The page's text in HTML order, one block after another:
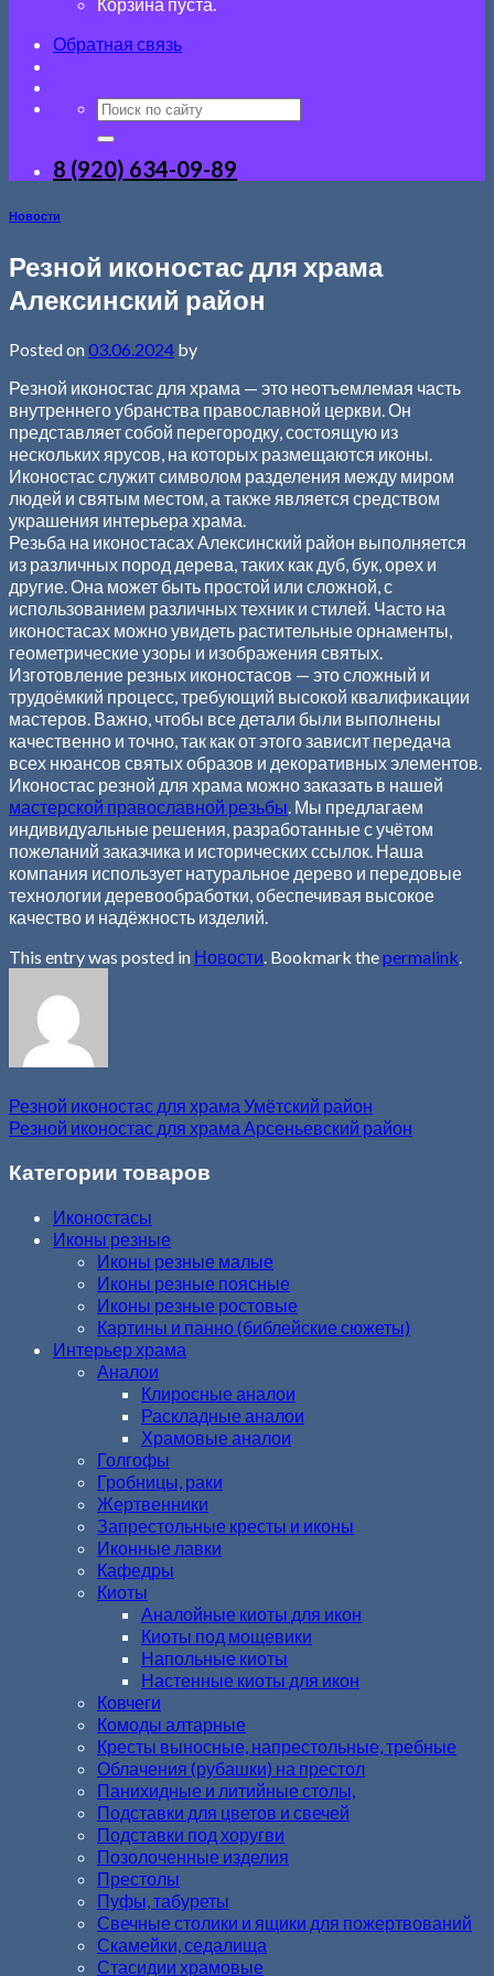
Обратная связь
8 (920) 634-09-89
Новости
Резной иконостас для храма
Алексинский район
Posted on03.06.2024 by
Резной иконостас для храма — это неотъемлемая часть
внутреннего убранства православной церкви. Он
представляет собой перегородку, состоящую из
нескольких ярусов, на которых размещаются иконы.
Иконостас служит символом разделения между миром
людей и святым местом, а также является средством
украшения интерьера храма.
Резьба на иконостасах Алексинский район выполняется
из различных пород дерева, таких как дуб, бук, орех и
другие. Она может быть простой или сложной, с
использованием различных техник и стилей. Часто на
иконостасах можно увидеть растительные орнаменты,
геометрические узоры и изображения святых.
Изготовление резных иконостасов — это сложный и
трудоёмкий процесс, требующий высокой квалификации
мастеров. Важно, чтобы все детали были выполнены
качественно и точно, так как от этого зависит передача
всех нюансов святых образов и декоративных элементов.
Иконостас резной для храма можно заказать в нашей
мастерской православной резьбы. Мы предлагаем
индивидуальные решения, разработанные с учётом
пожеланий заказчика и исторических ссылок. Наша
компания использует натуральное дерево и передовые
технологии деревообработки, обеспечивая высокое
качество и надёжность изделий.
This entry was posted in Новости. Bookmark thepermalink.
Резной иконостас для храма Умётский район
Резной иконостас для храма Арсеньевский район
Категории товаров
Иконостасы
Иконы резные
Иконы резные малые
Иконы резные поясные
Иконы резные ростовые
Картины и панно (библейские сюжеты)
Интерьер храма
Аналои
Клиросные аналои
Раскладные аналои
Храмовые аналои
Голгофы
Гробницы, раки
Жертвенники
Запрестольные кресты и иконы
Иконные лавки
Кафедры
Киоты
Аналойные киоты для икон
Киоты под мощевики
Напольные киоты
Настенные киоты для икон
Ковчеги
Комоды алтарные
Кресты выносные, напрестольные, требные
Облачения (рубашки) на престол
Панихидные и литийные столы,
Подставки для цветов и свечей
Подставки под хоругви
Позолоченные изделия
Престолы
Пуфы, табуреты
Свечные столики и ящики для пожертвований
Скамейки, седалища
Стасидии храмовые